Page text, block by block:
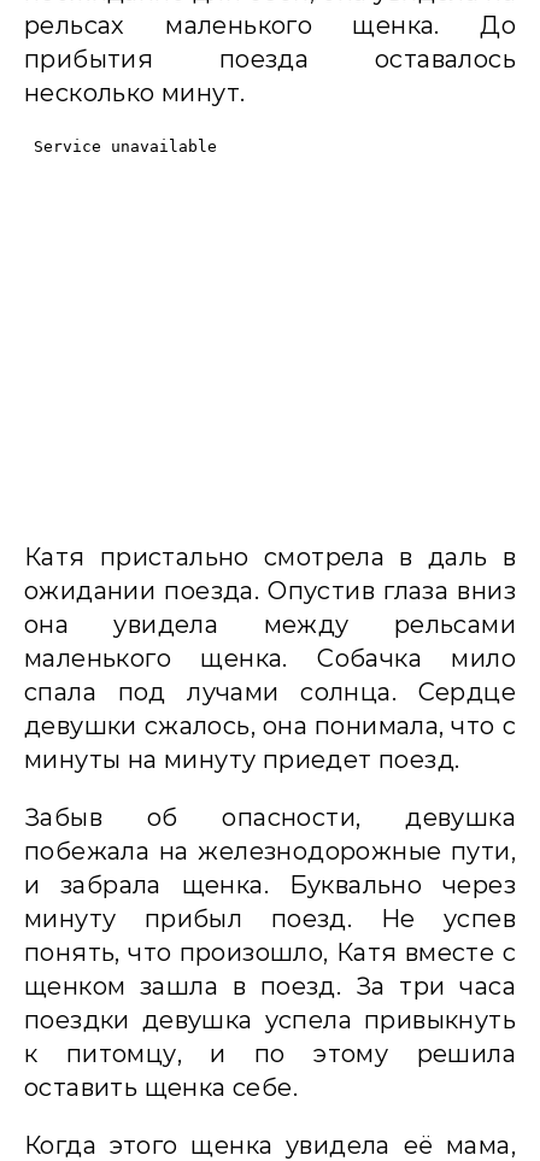
рельсах маленького щенка. До
прибытия поезда оставалось
несколько минут.
Катя пристально смотрела в даль в
ожидании поезда. Опустив глаза вниз
она увидела между рельсами
маленького щенка. Собачка мило
спала под лучами солнца. Сердце
девушки сжалось, она понимала, что с
минуты на минуту приедет поезд.
Забыв об опасности, девушка
побежала на железнодорожные пути,
и забрала щенка. Буквально через
минуту прибыл поезд. Не успев
понять, что произошло, Катя вместе с
щенком зашла в поезд. За три часа
поездки девушка успела привыкнуть
к питомцу, и по этому решила
оставить щенка себе.
Когда этого щенка увидела её мама,